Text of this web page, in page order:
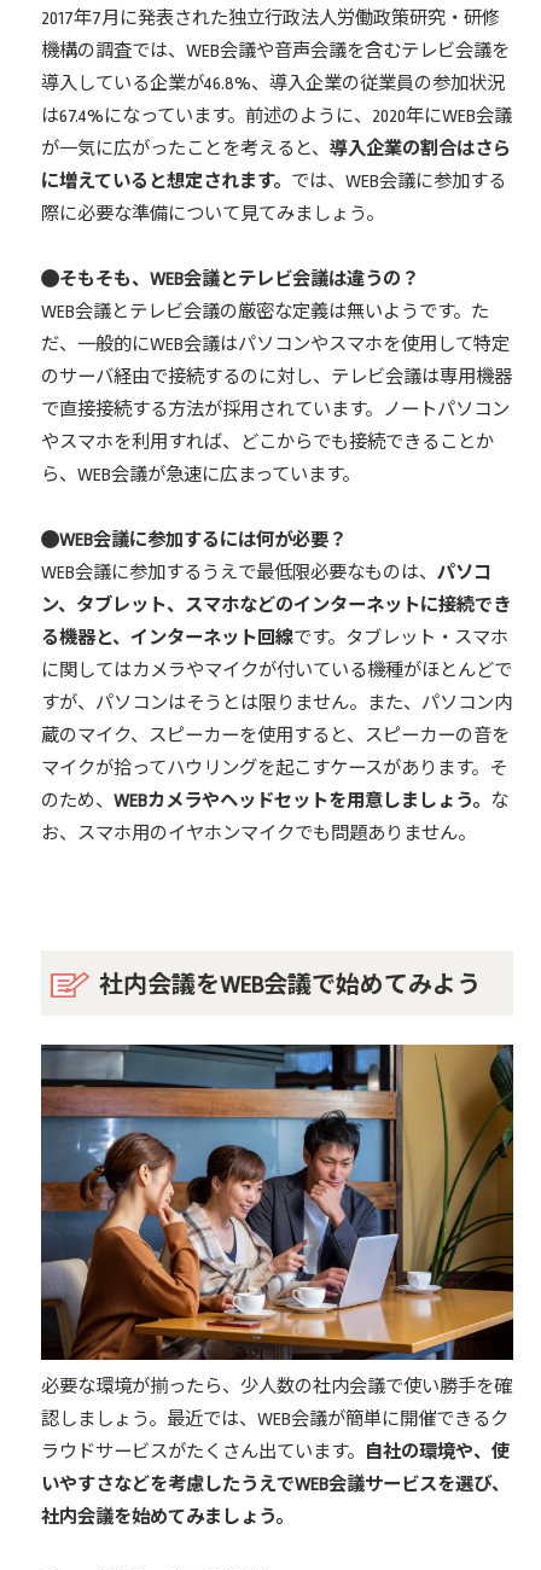
2017年7月に発表された独立行政法人労働政策研究・研修
機構の調査では、WEB会議や音声会議を含むテレビ会議を
導入している企業が46.8%、導入企業の従業員の参加状況
は67.4%になっています。前述のように、2020年にWEB会議
が一気に広がったことを考えると、 導入企業の割合はさら
に増えていると想定されます。 では、WEB会議に参加する
際に必要な準備について見てみましょう。
そもそも、WEB会議とテレビ会議は違うの？
WEB会議とテレビ会議の厳密な定義は無いようです。た
だ、一般的にWEB会議はパソコンやスマホを使用して特定
のサーバ経由で接続するのに対し、テレビ会議は専用機器
で直接接続する方法が採用されています。ノートパソコン
やスマホを利用すれば、どこからでも接続できることか
ら、WEB会議が急速に広まっています。
WEB会議に参加するには何が必要？
WEB会議に参加するうえで最低限必要なものは、 パソコ
ン、タブレット、スマホなどのインターネットに接続でき
る機器と、インターネット回線です。タブレット・スマホ
に関してはカメラやマイクが付いている機種がほとんどで
すが、パソコンはそうとは限りません。また、パソコン内
蔵のマイク、スピーカーを使用すると、スピーカーの音を
マイクが拾ってハウリングを起こすケースがあります。そ
のため、 WEBカメラやヘッドセットを用意しましょう。 な
お、スマホ用のイヤホンマイクでも問題ありません。
社内会議をWEB会議で始めてみよう
必要な環境が揃ったら、少人数の社内会議で使い勝手を確
認しましょう。最近では、WEB会議が簡単に開催できるク
ラウドサービスがたくさん出ています。
自社の環境や、使
いやすさなどを考慮したうえでWEB会議サービスを選び、
社内会議を始めてみましょう。